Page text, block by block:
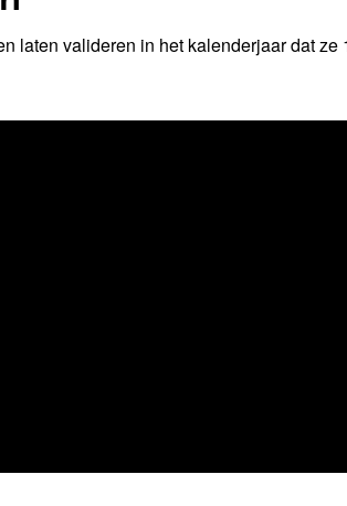
laten valideren in het kalenderjaar dat ze